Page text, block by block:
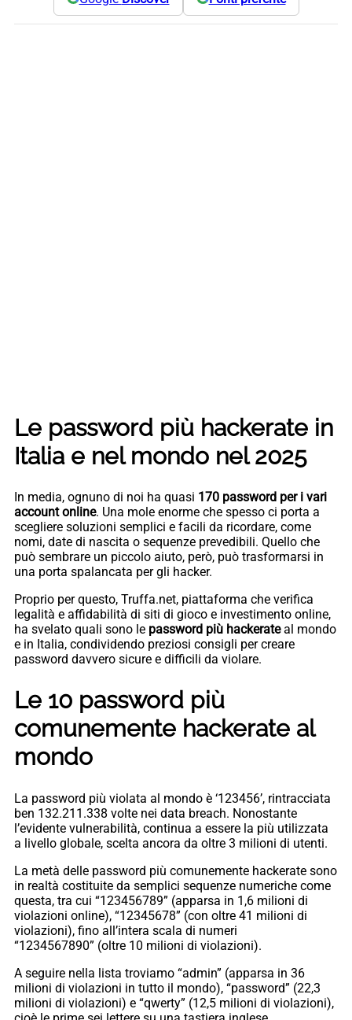
Le password più hackerate in
Italia e nel mondo nel 2025
In media, ognuno di noi ha quasi 170 password per i vari
account online. Una mole enorme che spesso ci porta a
scegliere soluzioni semplici e facili da ricordare, come
nomi, date di nascita o sequenze prevedibili. Quello che
può sembrare un piccolo aiuto, però, può trasformarsi in
una porta spalancata per gli hacker.
Proprio per questo, Truffa.net, piattaforma che verifica
legalità e affidabilità di siti di gioco e investimento online,
ha svelato quali sono le password più hackerateal mondo
e in Italia, condividendo preziosi consigli per creare
password davvero sicure e difficili da violare.
Le 10 password più
comunemente hackerate al
mondo
La password più violata al mondo è ‘123456’, rintracciata
ben 132.211.338 volte nei data breach. Nonostante
l’evidente vulnerabilità, continua a essere la più utilizzata
a livello globale, scelta ancora da oltre 3 milioni di utenti.
La metà delle password più comunemente hackerate sono
in realtà costituite da semplici sequenze numeriche come
questa, tra cui “123456789” (apparsa in 1,6 milioni di
violazioni online), “12345678” (con oltre 41 milioni di
violazioni), fino all’intera scala di numeri
“1234567890” (oltre 10 milioni di violazioni).
A seguire nella lista troviamo “admin” (apparsa in 36
milioni di violazioni in tutto il mondo), “password” (22,3
milioni di violazioni) e “qwerty” (12,5 milioni di violazioni),